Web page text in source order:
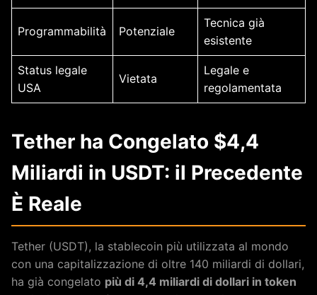
Programmabilità Potenziale
Tecnica già
esistente
Status legale
USA
Vietata
Legale e
regolamentata
Tether ha Congelato $4,4
Miliardi in USDT: il Precedente
È Reale
Tether (USDT), la stablecoin più utilizzata al mondo
con una capitalizzazione di oltre 140 miliardi di dollari,
ha già congelato più di 4,4 miliardi di dollari in token